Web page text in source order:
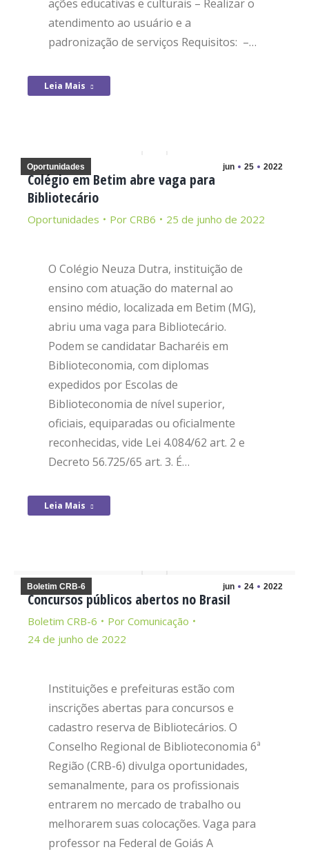
ações educativas e culturais – Realizar o
atendimento ao usuário e a
padronização de serviços Requisitos: –…
Leia Mais
jun 25 2022
Oportunidades
Colégio em Betim abre vaga para
Bibliotecário
Oportunidades Por CRB6 25 de junho de 2022
O Colégio Neuza Dutra, instituição de
ensino com atuação do maternal ao
ensino médio, localizada em Betim (MG),
abriu uma vaga para Bibliotecário.
Podem se candidatar Bacharéis em
Biblioteconomia, com diplomas
expedidos por Escolas de
Biblioteconomia de nível superior,
oficiais, equiparadas ou oficialmente
reconhecidas, vide Lei 4.084/62 art. 2 e
Decreto 56.725/65 art. 3. É…
Leia Mais
jun 24 2022
Boletim CRB-6
Concursos públicos abertos no Brasil
Boletim CRB-6 Por Comunicação
24 de junho de 2022
Instituições e prefeituras estão com
inscrições abertas para concursos e
cadastro reserva de Bibliotecários. O
Conselho Regional de Biblioteconomia 6ª
Região (CRB-6) divulga oportunidades,
semanalmente, para os profissionais
entrarem no mercado de trabalho ou
melhorarem suas colocações. Vaga para
professor na Federal de Goiás A